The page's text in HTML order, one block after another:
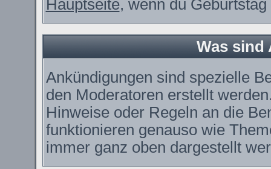
Hauptseite, wenn du Geburtstag
Was sind
Ankündigungen sind spezielle
den Moderatoren erstellt
Hinweise oder Regeln an die
funktionieren genauso wie
immer ganz oben dargestellt